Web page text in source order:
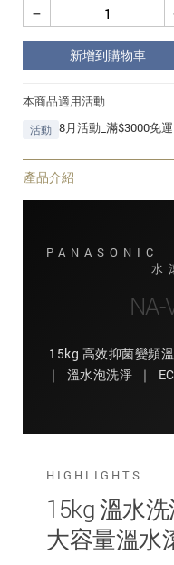
−
新增到購物車
本商品適用活動
活動 8月活動_滿$3000免運
產品介紹
PANASONIC
水
NA-
15kg 高效抑菌變頻
｜ 溫水泡洗淨 ｜
HIGHLIGHTS
15kg 溫水
大容量溫水